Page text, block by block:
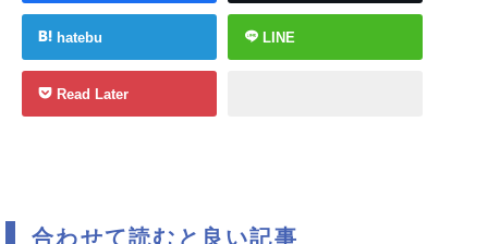
hatebu LINE
Read Later
合わせて読むと良い記事